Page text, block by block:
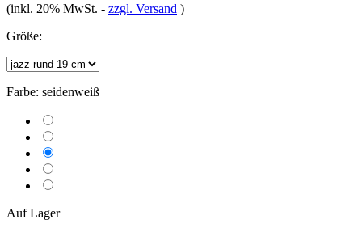
(inkl. 20% MwSt. - zzgl. Versand )
Größe:
Farbe: seidenweiß
Auf Lager